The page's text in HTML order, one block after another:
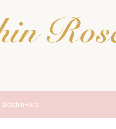
DolphinRoes